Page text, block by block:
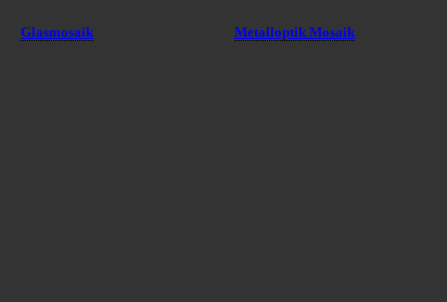
Glasmosaik Metalloptik Mosaik